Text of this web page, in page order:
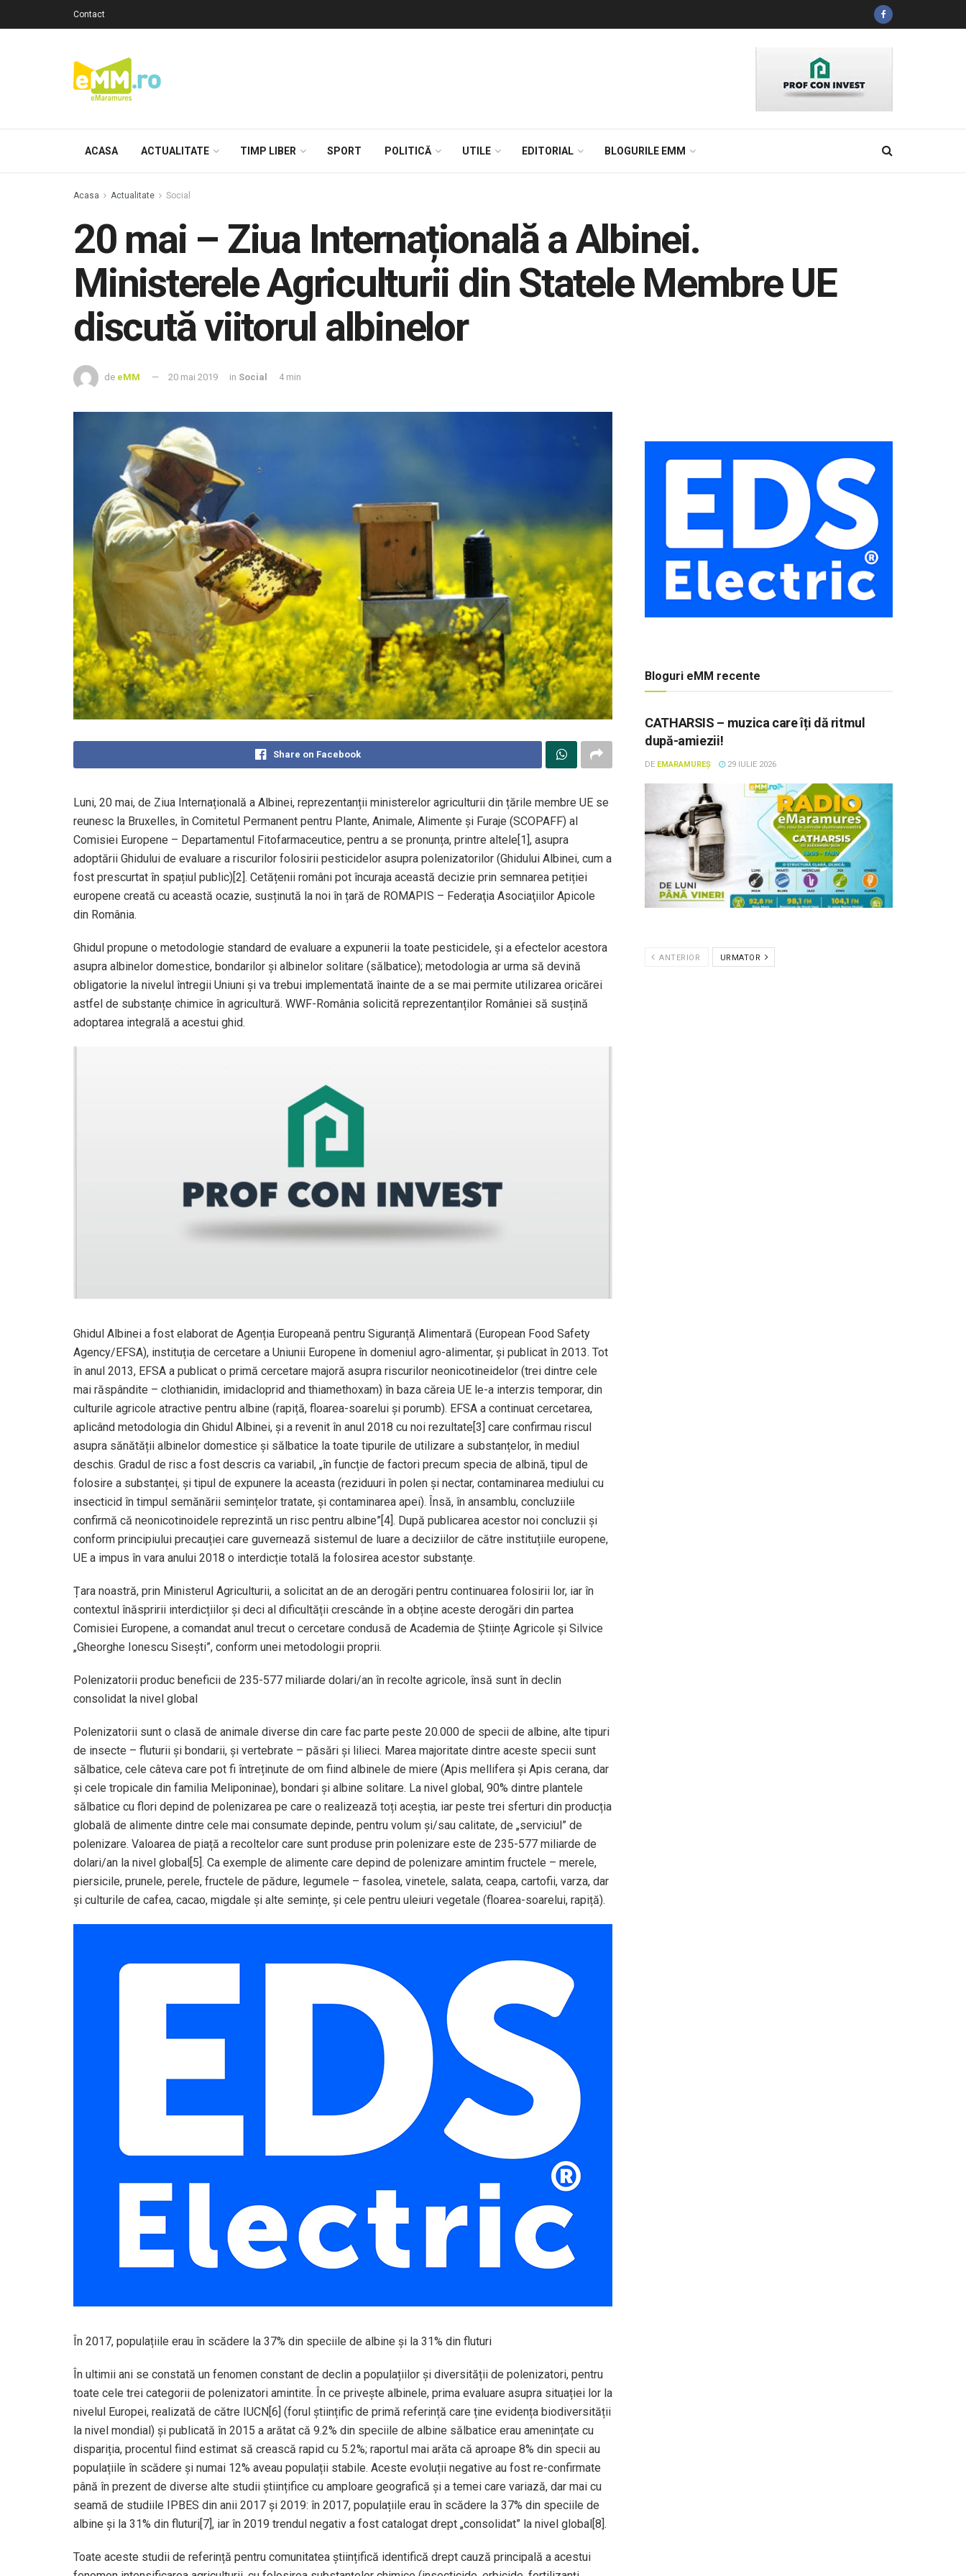
Contact
ACASA ACTUALITATE TIMP LIBER SPORT POLITICĂ UTILE EDITORIAL BLOGURILE EMM
Acasa Actualitate Social
20 mai – Ziua Internațională a Albinei.
Ministerele Agriculturii din Statele Membre UE
discută viitorul albinelor
de eMM 20 mai 2019 in Social 4 min
Share on Facebook
Luni, 20 mai, de Ziua Internațională a Albinei, reprezentanții ministerelor agriculturii din țările membre UE se
reunesc la Bruxelles, în Comitetul Permanent pentru Plante, Animale, Alimente și Furaje (SCOPAFF) al
Comisiei Europene – Departamentul Fitofarmaceutice, pentru a se pronunța, printre altele[1], asupra
adoptării Ghidului de evaluare a riscurilor folosirii pesticidelor asupra polenizatorilor (Ghidului Albinei, cum a
fost prescurtat în spațiul public)[2]. Cetățenii români pot încuraja această decizie prin semnarea petiției
europene creată cu această ocazie, susținută la noi în țară de ROMAPIS – Federaţia Asociaţiilor Apicole
din România.
Ghidul propune o metodologie standard de evaluare a expunerii la toate pesticidele, și a efectelor acestora
asupra albinelor domestice, bondarilor și albinelor solitare (sălbatice); metodologia ar urma să devină
obligatorie la nivelul întregii Uniuni și va trebui implementată înainte de a se mai permite utilizarea oricărei
astfel de substanțe chimice în agricultură. WWF-România solicită reprezentanților României să susțină
adoptarea integrală a acestui ghid.
Ghidul Albinei a fost elaborat de Agenția Europeană pentru Siguranță Alimentară (European Food Safety
Agency/EFSA), instituția de cercetare a Uniunii Europene în domeniul agro-alimentar, și publicat în 2013. Tot
în anul 2013, EFSA a publicat o primă cercetare majoră asupra riscurilor neonicotineidelor (trei dintre cele
mai răspândite – clothianidin, imidacloprid and thiamethoxam) în baza căreia UE le-a interzis temporar, din
culturile agricole atractive pentru albine (rapiță, floarea-soarelui și porumb). EFSA a continuat cercetarea,
aplicând metodologia din Ghidul Albinei, și a revenit în anul 2018 cu noi rezultate[3] care confirmau riscul
asupra sănătății albinelor domestice și sălbatice la toate tipurile de utilizare a substanțelor, în mediul
deschis. Gradul de risc a fost descris ca variabil, „în funcție de factori precum specia de albină, tipul de
folosire a substanței, și tipul de expunere la aceasta (reziduuri în polen și nectar, contaminarea mediului cu
insecticid în timpul semănării semințelor tratate, și contaminarea apei). Însă, în ansamblu, concluziile
confirmă că neonicotinoidele reprezintă un risc pentru albine”[4]. După publicarea acestor noi concluzii și
conform principiului precauției care guvernează sistemul de luare a deciziilor de către instituțiile europene,
UE a impus în vara anului 2018 o interdicție totală la folosirea acestor substanțe.
Țara noastră, prin Ministerul Agriculturii, a solicitat an de an derogări pentru continuarea folosirii lor, iar în
contextul înăspririi interdicțiilor și deci al dificultății crescânde în a obține aceste derogări din partea
Comisiei Europene, a comandat anul trecut o cercetare condusă de Academia de Științe Agricole și Silvice
„Gheorghe Ionescu Sisești”, conform unei metodologii proprii.
Polenizatorii produc beneficii de 235-577 miliarde dolari/an în recolte agricole, însă sunt în declin
consolidat la nivel global
Polenizatorii sunt o clasă de animale diverse din care fac parte peste 20.000 de specii de albine, alte tipuri
de insecte – fluturii și bondarii, și vertebrate – păsări și lilieci. Marea majoritate dintre aceste specii sunt
sălbatice, cele câteva care pot fi întreținute de om fiind albinele de miere (Apis mellifera și Apis cerana, dar
și cele tropicale din familia Meliponinae), bondari și albine solitare. La nivel global, 90% dintre plantele
sălbatice cu flori depind de polenizarea pe care o realizează toți aceștia, iar peste trei sferturi din producția
globală de alimente dintre cele mai consumate depinde, pentru volum și/sau calitate, de „serviciul” de
polenizare. Valoarea de piață a recoltelor care sunt produse prin polenizare este de 235-577 miliarde de
dolari/an la nivel global[5]. Ca exemple de alimente care depind de polenizare amintim fructele – merele,
piersicile, prunele, perele, fructele de pădure, legumele – fasolea, vinetele, salata, ceapa, cartofii, varza, dar
și culturile de cafea, cacao, migdale și alte semințe, și cele pentru uleiuri vegetale (floarea-soarelui, rapiță).
În 2017, populațiile erau în scădere la 37% din speciile de albine și la 31% din fluturi
În ultimii ani se constată un fenomen constant de declin a populațiilor și diversității de polenizatori, pentru
toate cele trei categorii de polenizatori amintite. În ce privește albinele, prima evaluare asupra situației lor la
nivelul Europei, realizată de către IUCN[6] (forul științific de primă referință care ține evidența biodiversității
la nivel mondial) și publicată în 2015 a arătat că 9.2% din speciile de albine sălbatice erau amenințate cu
dispariția, procentul fiind estimat să crească rapid cu 5.2%; raportul mai arăta că aproape 8% din specii au
populațiile în scădere și numai 12% aveau populații stabile. Aceste evoluții negative au fost re-confirmate
până în prezent de diverse alte studii științifice cu amploare geografică și a temei care variază, dar mai cu
seamă de studiile IPBES din anii 2017 și 2019: în 2017, populațiile erau în scădere la 37% din speciile de
albine și la 31% din fluturi[7], iar în 2019 trendul negativ a fost catalogat drept „consolidat” la nivel global[8].
Toate aceste studii de referință pentru comunitatea științifică identifică drept cauză principală a acestui
Bloguri eMM recente
CATHARSIS – muzica care îți dă ritmul
după-amiezii!
DE EMARAMUREȘ 29 IULIE 2026
ANTERIOR URMATOR